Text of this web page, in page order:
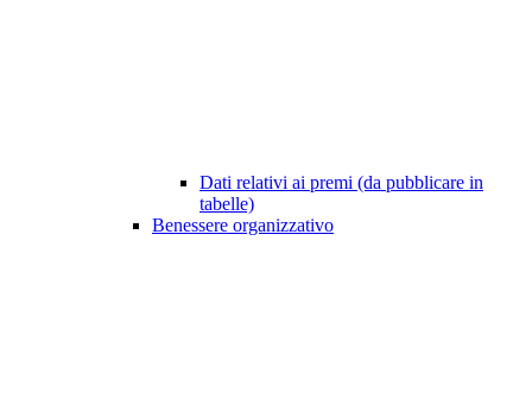
Dati relativi ai premi (da pubblicare in
tabelle)
Benessere organizzativo